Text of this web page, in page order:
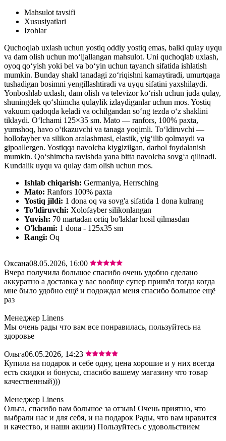
Mahsulot tavsifi
Xususiyatlari
Izohlar
Quchoqlab uxlash uchun yostiq oddiy yostiq emas, balki qulay uyqu
va dam olish uchun mo‘ljallangan mahsulot. Uni quchoqlab uxlash,
oyoq qo‘yish yoki bel va bo‘yin uchun tayanch sifatida ishlatish
mumkin. Bunday shakl tanadagi zo‘riqishni kamaytiradi, umurtqaga
tushadigan bosimni yengillashtiradi va uyqu sifatini yaxshilaydi.
Yonboshlab uxlash, dam olish va televizor ko‘rish uchun juda qulay,
shuningdek qo‘shimcha qulaylik izlaydiganlar uchun mos. Yostiq
vakuum qadoqda keladi va ochilgandan so‘ng tezda o‘z shaklini
tiklaydi. O‘lchami 125×35 sm. Mato — ranfors, 100% paxta,
yumshoq, havo o‘tkazuvchi va tanaga yoqimli. To‘ldiruvchi —
hollofayber va silikon aralashmasi, elastik, yig‘ilib qolmaydi va
gipoallergen. Yostiqqa navolcha kiygizilgan, darhol foydalanish
mumkin. Qo‘shimcha ravishda yana bitta navolcha sovg‘a qilinadi.
Kundalik uyqu va qulay dam olish uchun mos.
Ishlab chiqarish: Germaniya, Herrsching
Mato: Ranfors 100% paxta
Yostiq jildi: 1 dona oq va sovg'a sifatida 1 dona kulrang
To'ldiruvchi: Xolofayber silikonlangan
Yuvish: 70 martadan ortiq bo'laklar hosil qilmasdan
O'lchami: 1 dona - 125х35 sm
Rangi: Oq
Оксана08.05.2026, 16:00
Вчера получила большое спасибо очень удобно сделано
аккуратно а доставка у вас вообще супер пришёл тогда когда
мне было удобно ещё и подождал меня спасибо большое ещё
раз
Менеджер Linens
Мы очень рады что вам все понравилась, пользуйтесь на
здоровье
Ольга06.05.2026, 14:23
Купила на подарок и себе одну, цена хорошие и у них всегда
есть скидки и бонусы, спасибо вашему магазину что товар
качественный)))
Менеджер Linens
Ольга, спасибо вам большое за отзыв! Очень приятно, что
выбрали нас и для себя, и на подарок Рады, что вам нравится
и качество, и наши акции) Пользуйтесь с удовольствием